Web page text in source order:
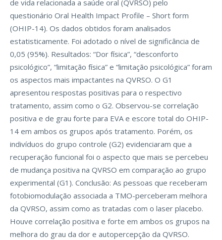
de vida relacionada a saúde oral (QVRSO) pelo
questionário Oral Health Impact Profile – Short form
(OHIP-14). Os dados obtidos foram analisados
estatisticamente. Foi adotado o nível de significância de
0,05 (95%). Resultados: “Dor física”, “desconforto
psicológico”, “limitação física” e “limitação psicológica” foram
os aspectos mais impactantes na QVRSO. O G1
apresentou respostas positivas para o respectivo
tratamento, assim como o G2. Observou-se correlação
positiva e de grau forte para EVA e escore total do OHIP-
14 em ambos os grupos após tratamento. Porém, os
indivíduos do grupo controle (G2) evidenciaram que a
recuperação funcional foi o aspecto que mais se percebeu
de mudança positiva na QVRSO em comparação ao grupo
experimental (G1). Conclusão: As pessoas que receberam
fotobiomodulação associada a TMO-perceberam melhora
da QVRSO, assim como as tratadas com o laser placebo.
Houve correlação positiva e forte em ambos os grupos na
melhora do grau da dor e autopercepção da QVRSO.